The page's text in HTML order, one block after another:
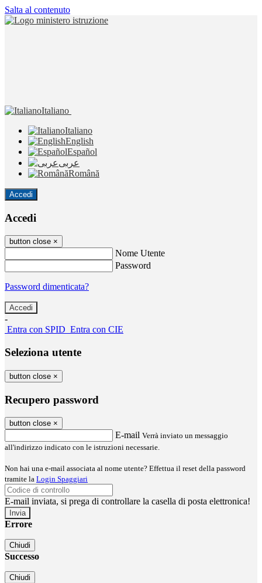
Salta al contenuto
Italiano
Italiano
English
Español
عربى
Română
Accedi
Accedi
button close ×
Nome Utente
Password
Password dimenticata?
-
Entra con SPID Entra con CIE
Seleziona utente
button close ×
Recupero password
button close ×
E-mail Verrà inviato un messaggio
all'indirizzo indicato con le istruzioni necessarie.
Non hai una e-mail associata al nome utente? Effettua il reset della password
tramite la Login Spaggiari
E-mail inviata, si prega di controllare la casella di posta elettronica!
Errore
Chiudi
Successo
Chiudi